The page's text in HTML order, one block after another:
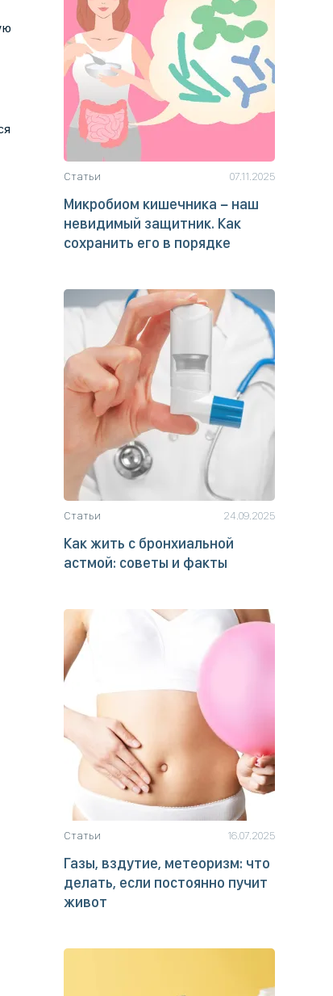
Статьи 07.11.2025
Микробиом кишечника − наш
невидимый защитник. Как
сохранить его в порядке
Статьи 24.09.2025
Как жить с бронхиальной
астмой: советы и факты
Статьи 16.07.2025
Газы, вздутие, метеоризм: что
делать, если постоянно пучит
живот